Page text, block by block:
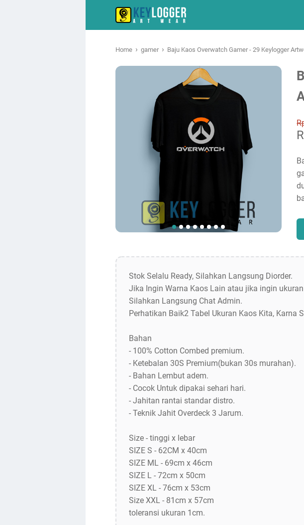
Home › gamer › Baju Kaos Overwatch Gamer - 29 Keylogger
Stok Selalu Ready, Silahkan Langsung Diorder.
Jika Ingin Warna Kaos Lain atau jika ingin
Silahkan Langsung Chat Admin.
Perhatikan Baik2 Tabel Ukuran Kaos Kita, Karna
Bahan
- 100% Cotton Combed premium.
- Ketebalan 30S Premium(bukan 30s murahan).
- Bahan Lembut adem.
- Cocok Untuk dipakai sehari hari.
- Jahitan rantai standar distro.
- Teknik Jahit Overdeck 3 Jarum.
Size - tinggi x lebar
SIZE S - 62CM x 40cm
SIZE ML - 69cm x 46cm
SIZE L - 72cm x 50cm
SIZE XL - 76cm x 53cm
Size XXL - 81cm x 57cm
toleransi ukuran 1cm.